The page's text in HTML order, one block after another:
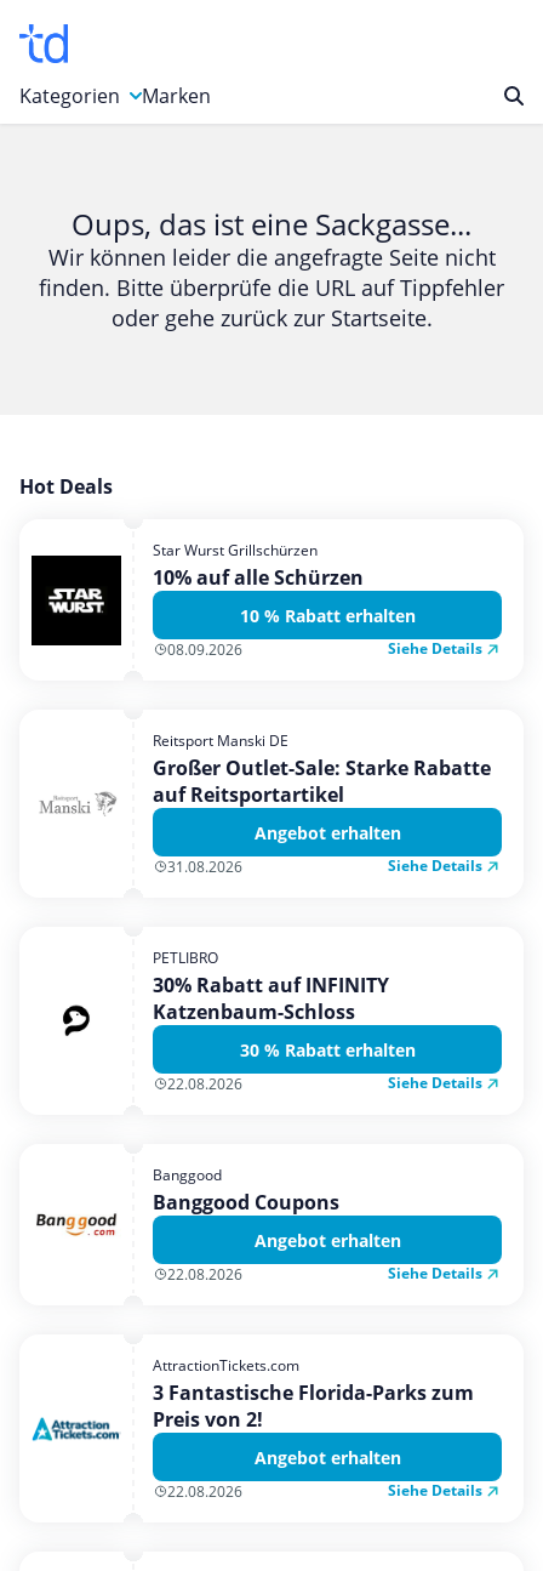
Kategorien
Bücher & Magazine
Computer & Elektronik
Entertainment & Media
Garten, Haushalt & Tiere
Mobilfunk & Internet
Mode & Accessoires
Shopping
Urlaub & Reise
Marken
Oups, das ist eine Sackgasse...
Wir können leider die angefragte Seite nicht
finden. Bitte überprüfe die URL auf Tippfehler
oder gehe zurück zur Startseite.
Hot Deals
Star Wurst Grillschürzen
10% auf alle Schürzen
10 % Rabatt erhalten
08.09.2026 Siehe Details
Reitsport Manski DE
Großer Outlet-Sale: Starke Rabatte
auf Reitsportartikel
Angebot erhalten
31.08.2026 Siehe Details
PETLIBRO
30% Rabatt auf INFINITY
Katzenbaum-Schloss
30 % Rabatt erhalten
22.08.2026 Siehe Details
Banggood
Banggood Coupons
Angebot erhalten
22.08.2026 Siehe Details
AttractionTickets.com
3 Fantastische Florida-Parks zum
Preis von 2!
Angebot erhalten
22.08.2026 Siehe Details